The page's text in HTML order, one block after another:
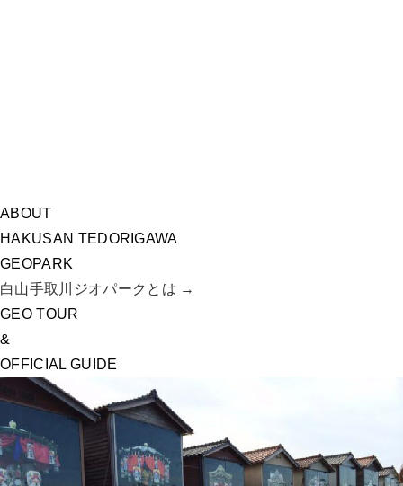
ABOUT
HAKUSAN TEDORIGAWA
GEOPARK
白山手取川ジオパークとは →
GEO TOUR
&
OFFICIAL GUIDE